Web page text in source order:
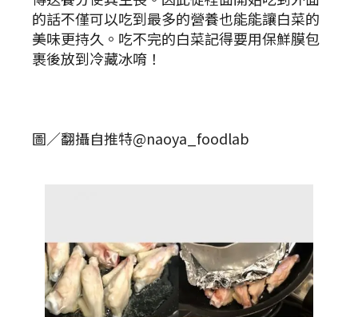
的話不僅可以吃到最多的營養也能能讓白菜的
美味更持久。吃不完的白菜記得要用保鮮膜包
裹後放到冷藏冰唷！
圖／翻攝自推特@naoya_foodlab